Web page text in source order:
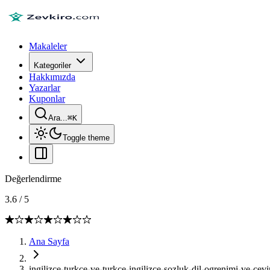
Makaleler
Kategoriler
Hakkımızda
Yazarlar
Kuponlar
Ara...⌘K
Toggle theme
Değerlendirme
3.6 / 5
Ana Sayfa